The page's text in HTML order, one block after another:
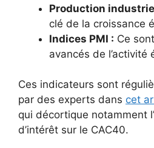
Production
clé de la croissance
Indices PMI : Ce
avancés de l’activité
Ces indicateurs sont
par des experts dans cet
qui décortique notamment
d’intérêt sur le CAC40.